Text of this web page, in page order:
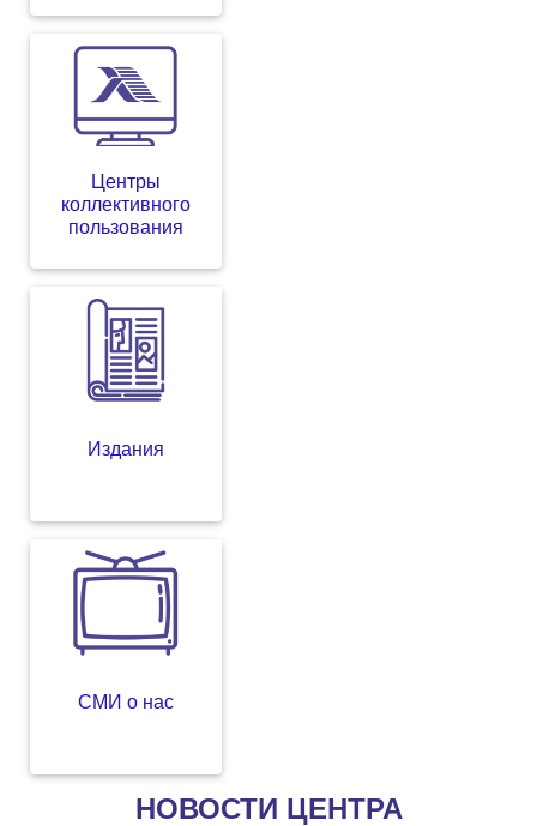
Центры
коллективного
пользования
Издания
СМИ о нас
НОВОСТИ ЦЕНТРА